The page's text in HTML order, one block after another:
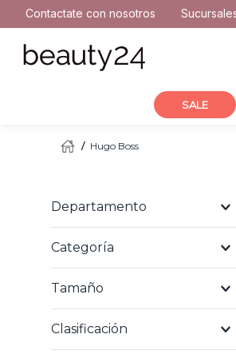
Contactate con nosotros
SALE
Hugo Boss
Departamento
Perfumes y fragancias
Categoría
Perfumes de mujer
Tamaño
Clasificación
2.
moschino
4.
cher